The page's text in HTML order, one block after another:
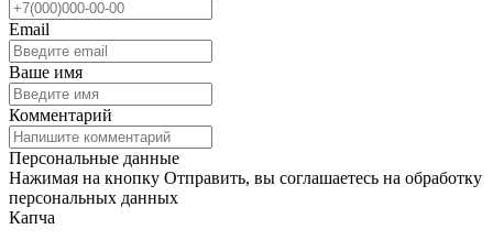
Email
Ваше имя
Комментарий
Персональные данные
Нажимая на кнопку Отправить, вы соглашаетесь на обработку
персональных данных
Капча